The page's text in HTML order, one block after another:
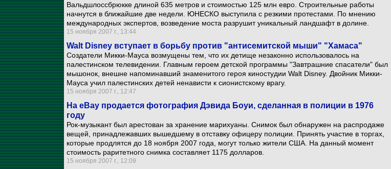
Вальдшлоссбрюкке длиной 635 метров и стоимостью 125 млн евро. Строительные работы
начнутся в ближайшие две недели. ЮНЕСКО выступила с резкими протестами. По мнению
международных экспертов, возведение моста разрушит уникальный ландшафт в долине.
15 ноября 2007 г., 13:44
Walt Disney вступает в борьбу против "антисемитской мыши" "Хамаса"
Создатели Микки-Мауса возмущены тем, что их детище незаконно использовалось на
палестинском телевидении. Главным героем детской программы "Завтрашние спасатели" был
мышонок, внешне напоминавший знаменитого героя киностудии Walt Disney. Двойник Микки-
Мауса учил палестинских детей ненависти к сионистскому врагу.
15 ноября 2007 г., 12:47
На eBay продается фотография Дэвида Боуи, сделанная в полиции в 1976
году
Рок-музыкант был арестован за хранение марихуаны. Снимок был обнаружен на распродаже
вещей, принадлежавших вышедшему в отставку офицеру полиции. Принять участие в торгах,
которые продлятся до 18 ноября 2007 года, могут только жители США. На данный момент
стоимость раритетного снимка составляет 1175 долларов.
15 ноября 2007 г., 12:09